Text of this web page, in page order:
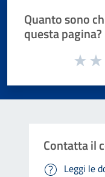
Quanto sono
questa pagina?
Valuta da 1 a 5 stelle
Contatta il
Leggi le